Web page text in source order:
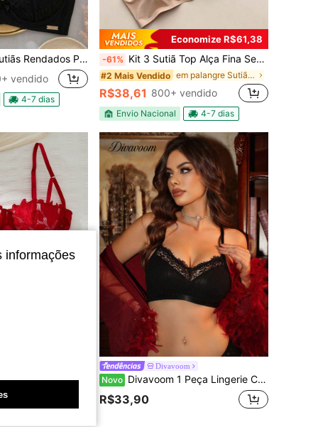
Reforçados Liebe Soutien Feminino Solteirinho Reforçado
vendido
4-7 dias
Economize R$61,38
-61% Kit 3 Sutiã Top Alça Fina Sem Costura com Bojo Removível Confortável Preenchimento Removível - Cores Variadas
#2 Mais Vendido em palangre Sutiãs e bralettes femininos
R$38,61 800+ vendido
Envio Nacional 4-7 dias
Divavoom
Novo Divavoom 1 Peça Lingerie Confortável Feminina com Renda e Patchwork de Cílios
R$33,90
informações